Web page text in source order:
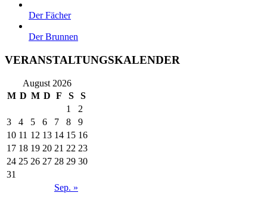
Der Fächer
Der Brunnen
VERANSTALTUNGSKALENDER
August 2026
M D M D F S S
Sep. »
1
2
3
4 5 6 7 8
9
10 11 12 13 14 15 16
17 18 19 20 21 22 23
24 25 26 27 28 29 30
31